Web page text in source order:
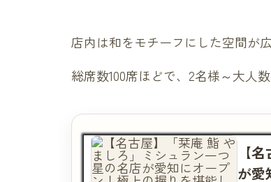
店内は和をモチーフにした空間が
総席数100席ほどで、2名様～大人
【
が愛